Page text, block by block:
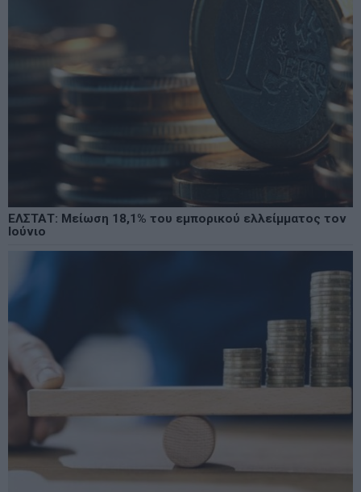
ΕΛΣΤΑΤ: Μείωση 18,1% του εμπορικού ελλείμματος τον
Ιούνιο